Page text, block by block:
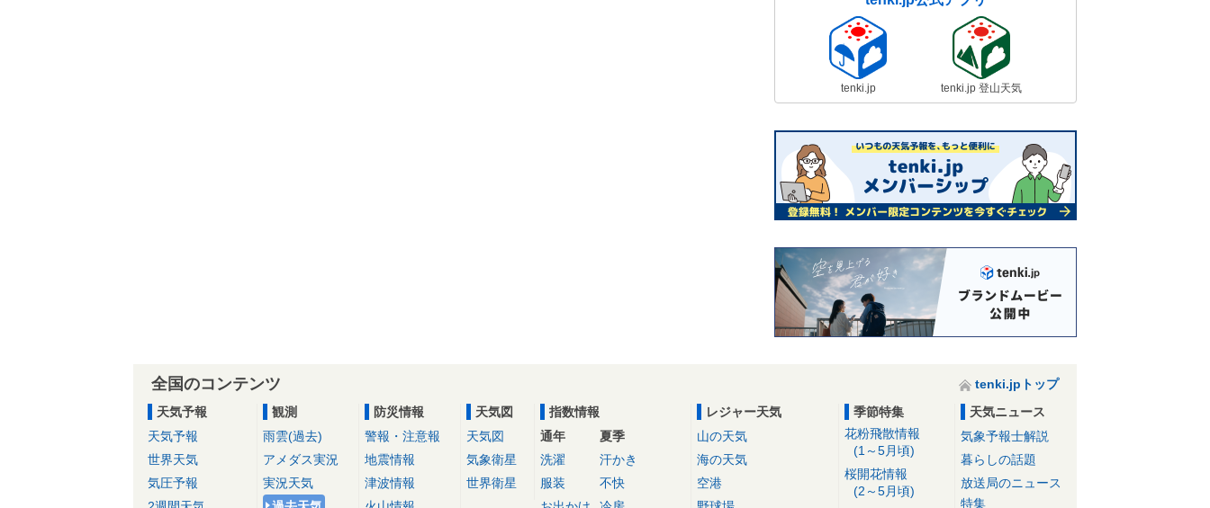
tenki.jp tenki.jp 登山天気
全国のコンテンツ
tenki.jpトップ
天気予報
天気予報
世界天気
気圧予報
観測
雨雲(過去)
アメダス実況
実況天気
防災情報
警報・注意報
地震情報
津波情報
天気図
天気図
気象衛星
世界衛星
指数情報
通年
洗濯
服装
夏季
汗かき
不快
レジャー天気
山の天気
海の天気
空港
季節特集
花粉飛散情報
(1～5月頃)
桜開花情報
(2～5月頃)
天気ニュース
気象予報士解説
暮らしの話題
放送局のニュース
特集